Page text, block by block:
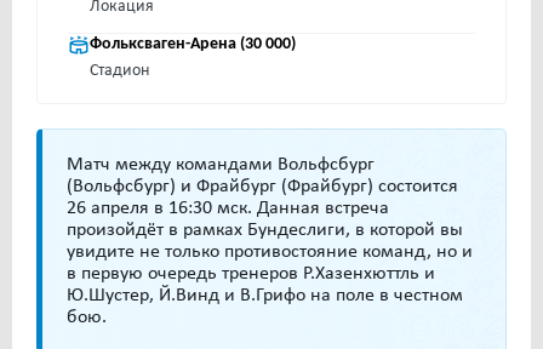
Локация
Фольксваген-Арена (30 000)
Стадион
Матч между командами Вольфсбург
(Вольфсбург) и Фрайбург (Фрайбург) состоится
26 апреля в 16:30 мск. Данная встреча
произойдёт в рамках Бундеслиги, в которой вы
увидите не только противостояние команд, но и
в первую очередь тренеров Р.Хазенхюттль и
Ю.Шустер, Й.Винд и В.Грифо на поле в честном
бою.